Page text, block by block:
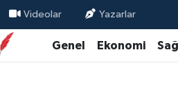
Videolar Yazarlar
Genel Ekonomi